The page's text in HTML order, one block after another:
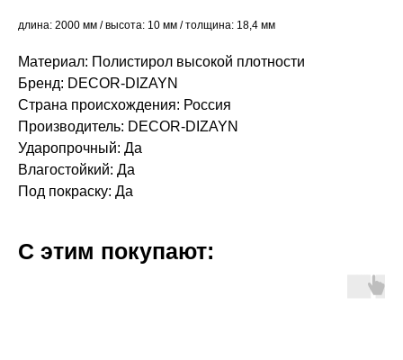
длина: 2000 мм / высота: 10 мм / толщина: 18,4 мм
Материал: Полистирол высокой плотности
Бренд: DECOR-DIZAYN
Страна происхождения: Россия
Производитель: DECOR-DIZAYN
Ударопрочный: Да
Влагостойкий: Да
Под покраску: Да
С этим покупают: